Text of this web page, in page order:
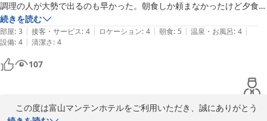
【女湯】　人工ラジウム温泉、岩盤浴(天照石)・クールダウン室
付無料　※3名様限定(フロント予約要)
………………………………………………
朝食：立山連峰眺望！！朝風呂入って、ゆっくり寛ぎながら「選べ
る！！メイン日替わり和・洋定食」
北陸の味・お袋の味「和定食」、カロリー最適「洋定食」：サラ
夕食：ホテル隣接のおすすめ飲食店「焼肉」「居酒屋」「生簀割
ございませんでした。ご利用が集中する時間帯にはお待ちいただく
場合があり、ご不便をお掛けしております。いただいたご意見を参
考に、より快適にご利用いただけるよう努めてまいります。
マンテンホテルは富山の当ホテル以外にも、富山県、石川県、福
井県の北陸3県、7館展開致しております。ぜひ、北陸にお越しの際
フロント　勇
調理の人が大勢で出るのも早かった。朝食しか頼まなかったけど夕食も
続きを読む
部屋: 3 | 接客・サービス: 4 | ロケーション: 4 | 朝食: 5 | 温泉・お風呂: 4 |
設備: 4 | 清潔さ: 4
107
この度は富山マンテンホテルをご利用いただき、誠にありがとう